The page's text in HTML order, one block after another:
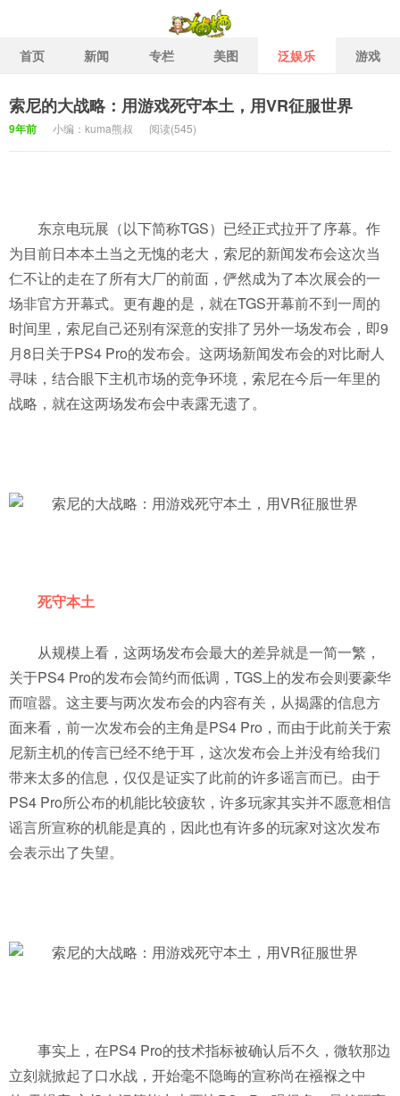
柚栖二次元社区 二次元泛娱
乐门户
首页 新闻 专栏 美图 泛娱乐 游戏
索尼的大战略：用游戏死守本土，用VR征服世界
9年前 小编：kuma熊叔 阅读(545)
东京电玩展（以下简称TGS）已经正式拉开了序幕。作
为目前日本本土当之无愧的老大，索尼的新闻发布会这次当
仁不让的走在了所有大厂的前面，俨然成为了本次展会的一
场非官方开幕式。更有趣的是，就在TGS开幕前不到一周的
时间里，索尼自己还别有深意的安排了另外一场发布会，即9
月8日关于PS4 Pro的发布会。这两场新闻发布会的对比耐人
寻味，结合眼下主机市场的竞争环境，索尼在今后一年里的
战略，就在这两场发布会中表露无遗了。
死守本土
从规模上看，这两场发布会最大的差异就是一简一繁，
关于PS4 Pro的发布会简约而低调，TGS上的发布会则要豪华
而喧嚣。这主要与两次发布会的内容有关，从揭露的信息方
面来看，前一次发布会的主角是PS4 Pro，而由于此前关于索
尼新主机的传言已经不绝于耳，这次发布会上并没有给我们
带来太多的信息，仅仅是证实了此前的许多谣言而已。由于
PS4 Pro所公布的机能比较疲软，许多玩家其实并不愿意相信
谣言所宣称的机能是真的，因此也有许多的玩家对这次发布
会表示出了失望。
事实上，在PS4 Pro的技术指标被确认后不久，微软那边
立刻就掀起了口水战，开始毫不隐晦的宣称尚在襁褓之中